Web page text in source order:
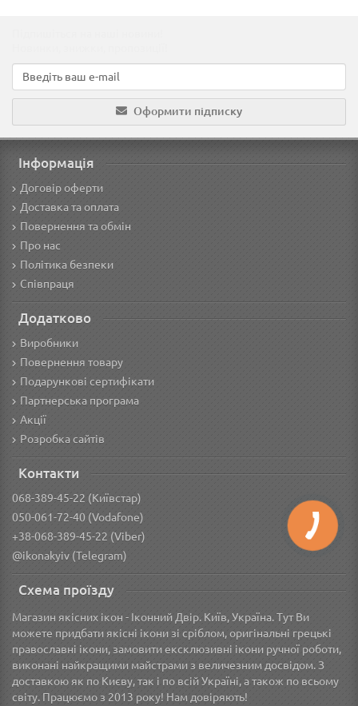
Оформити підписку
Інформація
Договір оферти
Доставка та оплата
Повернення та обмін
Про нас
Політика безпеки
Співпраця
Додатково
Виробники
Повернення товару
Подарункові сертифікати
Партнерська програма
Акції
Розробка сайтів
Контакти
068-389-45-22 (Київстар)
050-061-72-40 (Vodafone)
+38-068-389-45-22 (Viber)
@ikonakyiv (Telegram)
Схема проїзду
Магазин якісних ікон - Іконний Двір. Київ, Україна. Тут Ви
можете придбати якісні ікони зі сріблом, оригінальні грецькі
православні ікони, замовити ексклюзивні ікони ручної роботи,
виконані найкращими майстрами з величезним досвідом. З
доставкою як по Києву, так і по всій Україні, а також по всьому
світу. Працюємо з 2013 року! Нам довіряють!